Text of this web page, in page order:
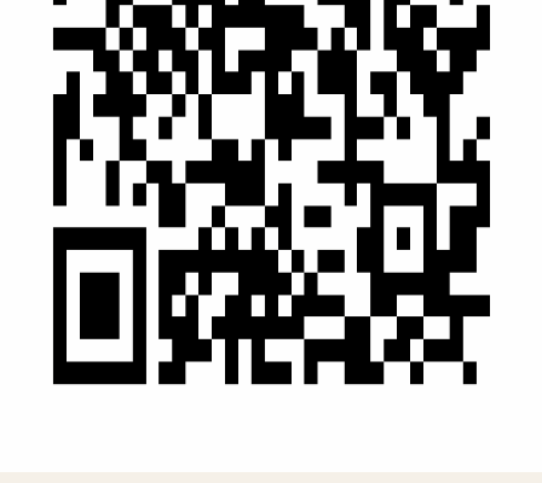
Google Store danYuklab olish
Ushbu ilova yordamida pomidor hosilimni 30% ga asrab